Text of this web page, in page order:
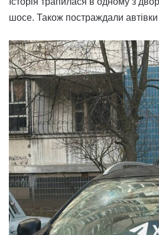
шосе. Також постраждали